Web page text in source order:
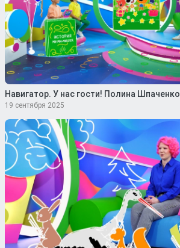
Навигатор. У нас гости! Полина Шпаченко
19 сентября 2025